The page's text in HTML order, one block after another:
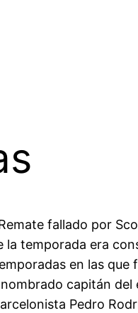
fallado por
temporada era
en las
capitán del
Pedro